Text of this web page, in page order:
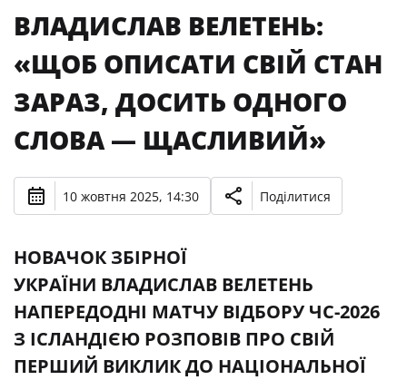
ВЛАДИСЛАВ ВЕЛЕТЕНЬ:
«ЩОБ ОПИСАТИ СВІЙ СТАН
ЗАРАЗ, ДОСИТЬ ОДНОГО
СЛОВА — ЩАСЛИВИЙ»
10 жовтня 2025, 14:30 Поділитися
НОВАЧОК ЗБІРНОЇ
УКРАЇНИ ВЛАДИСЛАВ ВЕЛЕТЕНЬ
НАПЕРЕДОДНІ МАТЧУ ВІДБОРУ ЧС-2026
З ІСЛАНДІЄЮ РОЗПОВІВ ПРО СВІЙ
ПЕРШИЙ ВИКЛИК ДО НАЦІОНАЛЬНОЇ